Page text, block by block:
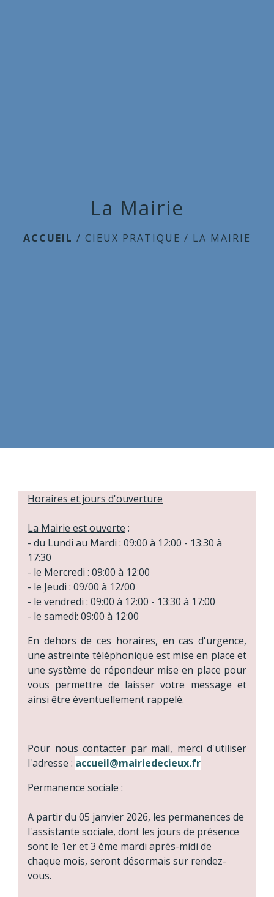
La Mairie
ACCUEIL / CIEUX PRATIQUE / LA MAIRIE
Horaires et jours d'ouverture
La Mairie est ouverte :
- du Lundi au Mardi : 09:00 à 12:00 - 13:30 à
17:30
- le Mercredi : 09:00 à 12:00
- le Jeudi : 09/00 à 12/00
- le vendredi : 09:00 à 12:00 - 13:30 à 17:00
- le samedi: 09:00 à 12:00
En dehors de ces horaires, en cas d'urgence,
une astreinte téléphonique est mise en place et
une système de répondeur mise en place pour
vous permettre de laisser votre message et
ainsi être éventuellement rappelé.
Pour nous contacter par mail, merci d'utiliser
l'adresse : accueil@mairiedecieux.fr
Permanence sociale :
A partir du 05 janvier 2026, les permanences de
l'assistante sociale, dont les jours de présence
sont le 1er et 3 ème mardi après-midi de
chaque mois, seront désormais sur rendez-
vous.